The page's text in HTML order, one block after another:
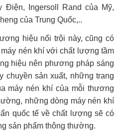
Điện, Ingersoll Rand của Mỹ,
của Trung Quốc,..
hiệu nổi trội này, cũng có
nén khí với chất lượng tầm
hiệu nên phương pháp sáng
chuyền sản xuất, những trang
máy nén khí của mỗi thương
những dòng máy nén khí
quốc tế về chất lượng sẽ có
sản phẩm thông thường.